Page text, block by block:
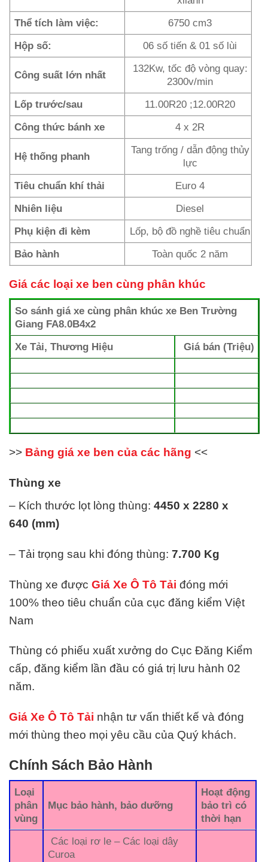
Thể tích làm việc:
6750 cm3
Hộp số:
06 số tiến & 01 số lùi
Công suất lớn nhất
132Kw, tốc độ vòng quay:
2300v/min
Lốp trước/sau
11.00R20 ;12.00R20
Công thức bánh xe
4 x 2R
Hệ thống phanh
Tang trống / dẫn động thủy
lực
Tiêu chuẩn khí thải
Euro 4
Nhiên liệu
Diesel
Phụ kiện đi kèm
Lốp, bộ đồ nghề tiêu chuẩn
Bảo hành
Toàn quốc 2 năm
Giá các loại xe ben cùng phân khúc
So sánh giá xe cùng phân khúc xe Ben Trường
Giang FA8.0B4x2
Xe Tải, Thương Hiệu
Giá bán (Triệu)
>> Bảng giá xe ben của các hãng <<
Thùng xe
– Kích thước lọt lòng thùng: 4450 x 2280 x
640 (mm)
– Tải trọng sau khi đóng thùng: 7.700 Kg
Thùng xe được Giá Xe Ô Tô Tải đóng mới
100% theo tiêu chuẩn của cục đăng kiểm Việt
Nam
Thùng có phiếu xuất xưởng do Cục Đăng Kiểm
cấp, đăng kiểm lần đầu có giá trị lưu hành 02
năm.
Giá Xe Ô Tô Tải nhận tư vấn thiết kế và đóng
mới thùng theo mọi yêu cầu của Quý khách.
Chính Sách Bảo Hành
Loại
phân
vùng
Mục bảo hành, bảo dưỡng
Hoạt động
bảo trì có
thời hạn
Các loại rơ le – Các loại dây
Curoa